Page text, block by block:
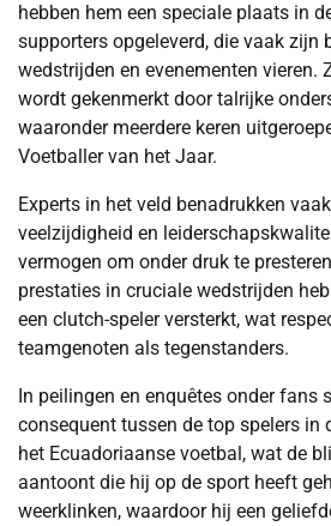
hebben hem een speciale plaats in
supporters opgeleverd, die vaak zijn
wedstrijden en evenementen vieren.
wordt gekenmerkt door talrijke
waaronder meerdere keren
Voetballer van het Jaar.
Experts in het veld benadrukken
veelzijdigheid en
vermogen om onder druk te
prestaties in cruciale wedstrijden
een clutch-speler versterkt, wat
teamgenoten als tegenstanders.
In peilingen en enquêtes onder fans
consequent tussen de top spelers in
het Ecuadoriaanse voetbal, wat de
aantoont die hij op de sport heeft
weerklinken, waardoor hij een